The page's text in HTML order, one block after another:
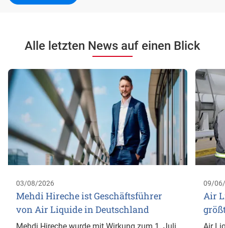
Alle letzten News auf einen Blick
03/08/2026
Mehdi Hireche ist Geschäftsführer
von Air Liquide in Deutschland
09/
Air